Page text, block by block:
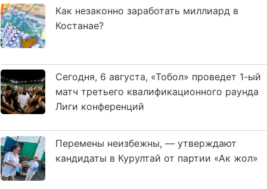
Как незаконно заработать миллиард в
Костанае?
Сегодня, 6 августа, «Тобол» проведет 1-ый
матч третьего квалификационного раунда
Лиги конференций
Перемены неизбежны, — утверждают
кандидаты в Курултай от партии «Ак жол»